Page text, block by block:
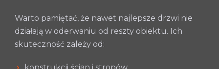
Warto pamiętać, że nawet najlepsze drzwi nie
działają w oderwaniu od reszty obiektu. Ich
skuteczność zależy od:
konstrukcji ścian i stropów,